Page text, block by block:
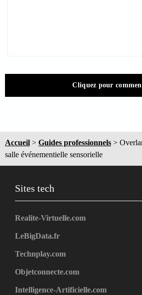
Cliquez pour
Accueil > Guides professionnels >
salle événementielle sensorielle
Sites tech
Realite-Virtuelle.com
LeBigData.fr
Technplay.com
Objetconnecte.com
Intelligence-Artificielle.com